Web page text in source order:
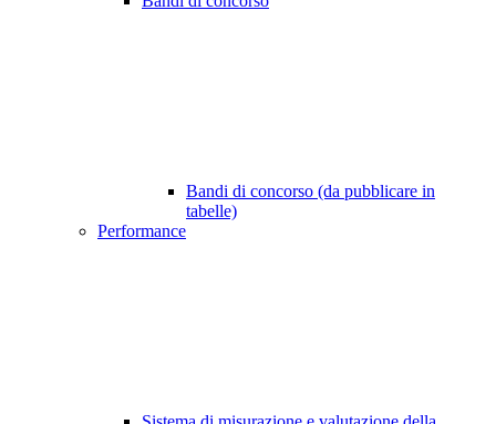
Bandi di concorso (da pubblicare in
tabelle)
Performance